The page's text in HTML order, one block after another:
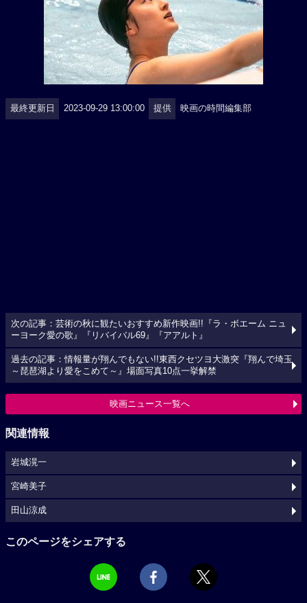
最終更新日 2023-09-29 13:00:00 提供 映画の時間編集部
次の記事：芸術の秋に観たいおすすめ新作映画!!『ラ・ボエーム ニュ
ーヨーク愛の歌』『リバイバル69』『アアルト』
過去の記事：情報量が翔んでもない!!東西クセツヨ大激突『翔んで埼玉
～琵琶湖より愛をこめて～』場面写真10点一挙解禁
映画ニュース一覧へ
関連情報
岩城滉一
宮崎美子
田山涼成
このページをシェアする